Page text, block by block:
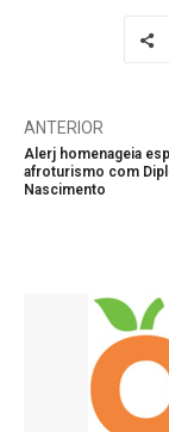
ANTERIOR
Alerj homenageia
afroturismo com
Nascimento